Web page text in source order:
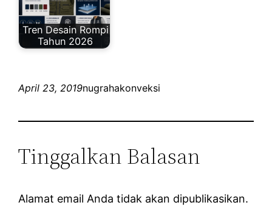
Tren Desain Rompi
Tahun 2026
April 23, 2019nugrahakonveksi
Tinggalkan Balasan
Alamat email Anda tidak akan dipublikasikan.